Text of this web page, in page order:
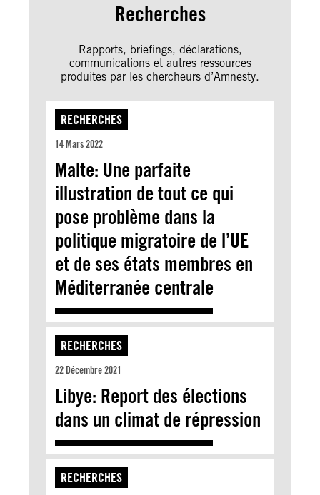
Recherches
Rapports, briefings, déclarations,
communications et autres ressources
produites par les chercheurs d’Amnesty.
RECHERCHES
14 Mars 2022
Malte: Une parfaite
illustration de tout ce qui
pose problème dans la
politique migratoire de l’UE
et de ses états membres en
Méditerranée centrale
RECHERCHES
22 Décembre 2021
Libye: Report des élections
dans un climat de répression
RECHERCHES